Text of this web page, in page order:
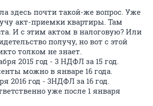
здесь почти такой-же вопрос. Уже
акт-приемки квартиры. Там
И с этим актом в налоговую? Или
получу, но вот с этой
толком не знает.
2015 год - 3 НДФЛ за 15 год.
можно в январе 16 года.
2016 год - 3НДФЛ за 16 год.
уже после 1 января